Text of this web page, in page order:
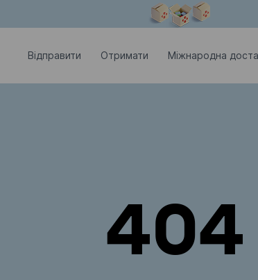
Відправити Отримати Міжнародна
404